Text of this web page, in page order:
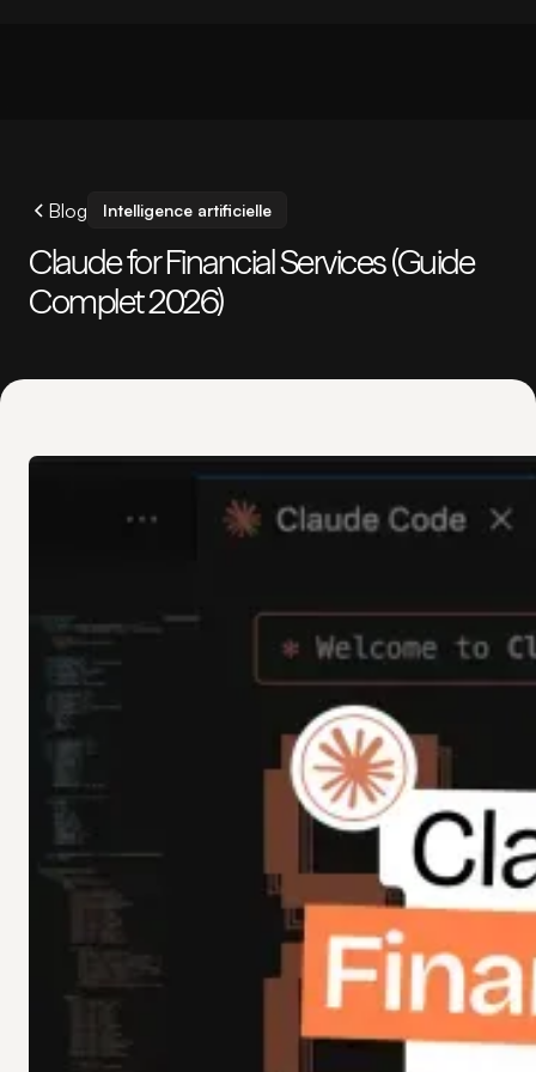
Blog Intelligence artificielle
Claude for Financial Services (Guide
Complet 2026)